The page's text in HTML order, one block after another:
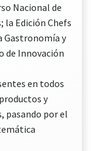
Nacional de
la Edición Chefs
Gastronomía y
de Innovación
en todos
y
pasando por el